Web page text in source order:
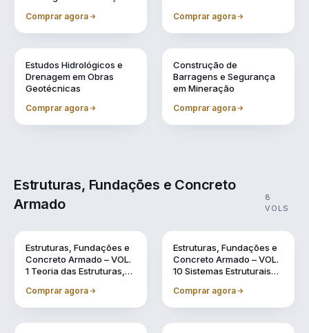
Comprar agora Comprar agora
Estudos Hidrológicos e
Drenagem em Obras
Geotécnicas
Comprar agora
Construção de
Barragens e Segurança
em Mineração
Comprar agora
Estruturas, Fundações e Concreto
Armado
8
VOLS
Estruturas, Fundações e
Concreto Armado – VOL.
1 Teoria das Estruturas,
e o Uso do BIM
Comprar agora
Estruturas, Fundações e
Concreto Armado – VOL.
10 Sistemas Estruturais
Comprar agora